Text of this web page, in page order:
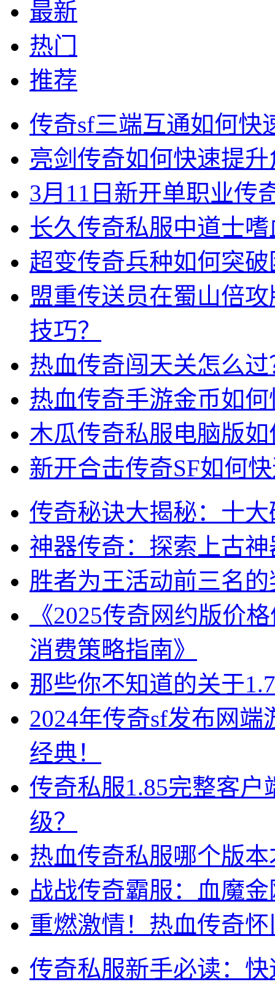
最新
热门
推荐
传奇sf三端互通如何快
亮剑传奇如何快速提
3月11日新开单职业传
长久传奇私服中道士
超变传奇兵种如何突
盟重传送员在蜀山倍
技巧？
热血传奇闯天关怎么
热血传奇手游金币如
木瓜传奇私服电脑版
新开合击传奇SF如何
传奇秘诀大揭秘：十
神器传奇：探索上古
胜者为王活动前三名的
《2025传奇网约版价
消费策略指南》
那些你不知道的关于
2024年传奇sf发布网
经典！
传奇私服1.85完整客
级？
热血传奇私服哪个版
战战传奇霸服：血魔
重燃激情！热血传奇
传奇私服新手必读：